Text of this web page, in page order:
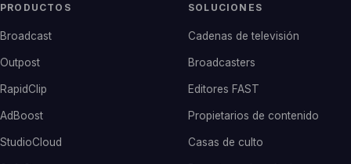
PRODUCTOS
Broadcast
Outpost
RapidClip
AdBoost
StudioCloud
SOLUCIONES
Cadenas de televisión
Broadcasters
Editores FAST
Propietarios de contenido
Casas de culto